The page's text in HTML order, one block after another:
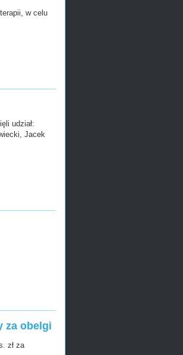
w celu
udział:
Jacek
za obelgi
zł za